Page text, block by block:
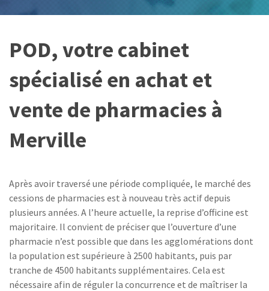
POD, votre cabinet
spécialisé en achat et
vente de pharmacies à
Merville
Après avoir traversé une période compliquée, le marché des
cessions de pharmacies est à nouveau très actif depuis
plusieurs années. A l’heure actuelle, la reprise d’officine est
majoritaire. Il convient de préciser que l’ouverture d’une
pharmacie n’est possible que dans les agglomérations dont
la population est supérieure à 2500 habitants, puis par
tranche de 4500 habitants supplémentaires. Cela est
nécessaire afin de réguler la concurrence et de maîtriser la